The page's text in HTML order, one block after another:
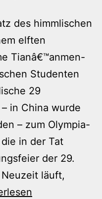
des himmlischen
elften
Tianâ€™anmen-
Studenten
29
in China wurde
– zum Olympia-
in der Tat
der 29.
läuft,